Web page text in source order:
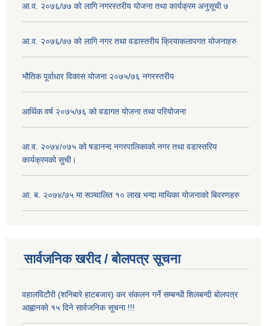
आ.व. २०७६/७७ को लागि नगरस्तरीय योजना तथा कार्यक्रम अनुसूची ७
आ.व. २०७६/७७ को लागि नगर तथा वडास्तरीय क्रियाकलापगत योजनाहरु
भौतिक पूर्वाधार विकास योजना २०७५/७६ नगरस्तरीय
आर्थिक वर्ष २०७५/७६ को वडागत योजना तथा परियोजना
आ.व. २०७४/०७५ को षडानन्द नगरपालिकाको नगर तथा वडास्तरिय
कार्यक्रमको सुची।
आ. ब. २०७४/७५ मा सञ्चालित १० लाख भन्दा माथिका योजनाको बिवरणहरु
सार्वजनिक खरीद / बोलपत्र सूचना
वहालविटौरी (शनिबारे हाटबजार) कर संकलन गर्ने सम्बन्धी शिलबन्दी बोलपत्र
आह्वानको १५ दिने सार्वजनिक सूचना !!!